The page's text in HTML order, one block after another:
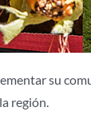
su
región.